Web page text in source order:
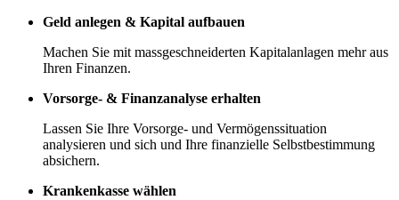
Geld anlegen & Kapital aufbauen
Machen Sie mit massgeschneiderten Kapitalanlagen mehr aus
Ihren Finanzen.
Vorsorge- & Finanzanalyse erhalten
Lassen Sie Ihre Vorsorge- und Vermögenssituation
analysieren und sich und Ihre finanzielle Selbstbestimmung
absichern.
Krankenkasse wählen